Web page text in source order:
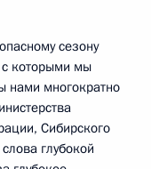
сезону
которыми мы
нами многократно
Сибирского
глубокой